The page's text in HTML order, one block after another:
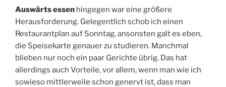
Auswärts essen hingegen war eine größere
Herausforderung. Gelegentlich schob ich einen
Restaurantplan auf Sonntag, ansonsten galt es eben,
die Speisekarte genauer zu studieren. Manchmal
blieben nur noch ein paar Gerichte übrig. Das hat
allerdings auch Vorteile, vor allem, wenn man wie ich
sowieso mittlerweile schon genervt ist, dass man